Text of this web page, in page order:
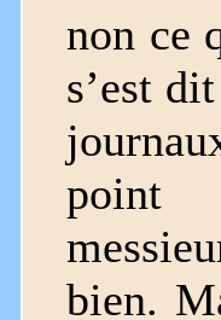
non ce
s’est
point
bien.